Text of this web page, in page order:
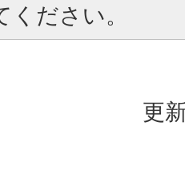
ださい。
更